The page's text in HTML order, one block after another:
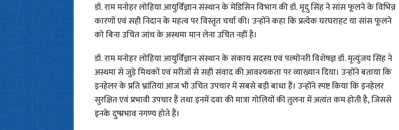
डॉ. राम मनोहर लोहिया आयुर्विज्ञान संस्थान के मेडिसिन विभाग की डॉ. मृदु सिंह ने सांस फूलने के विभिन्न
कारणों एवं सही निदान के महत्व पर विस्तृत चर्चा की। उन्होंने कहा कि प्रत्येक घरघराहट या सांस फूलने
को बिना उचित जांच के अस्थमा मान लेना उचित नहीं है।
डॉ. राम मनोहर लोहिया आयुर्विज्ञान संस्थान के संकाय सदस्य एवं पल्मोनरी विशेषज्ञ डॉ. मृत्युंजय सिंह ने
अस्थमा से जुड़े मिथकों एवं मरीजों से सही संवाद की आवश्यकता पर व्याख्यान दिया। उन्होंने बताया कि
इनहेलर के प्रति भ्रांतियां आज भी उचित उपचार में सबसे बड़ी बाधा हैं। उन्होंने स्पष्ट किया कि इनहेलर
सुरक्षित एवं प्रभावी उपचार हैं तथा इनमें दवा की मात्रा गोलियों की तुलना में अत्यंत कम होती है, जिससे
इनके दुष्प्रभाव नगण्य होते हैं।